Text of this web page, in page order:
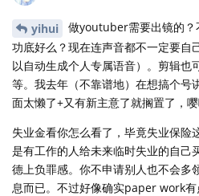
yihui
做youtuber需要出镜的？
功底好么？现在连声音都不一定要自
以自动生成个人专属语音）。剪辑也
等。我去年（不靠谱地）在想搞个号
面太懒了+又有新主意了就搁置了，嘤
失业金看你怎么看了，毕竟失业保险
是有工作的人给未来临时失业的自己
德上负罪感。你不申请别人也不会多
息而已。不过好像确实paper work有